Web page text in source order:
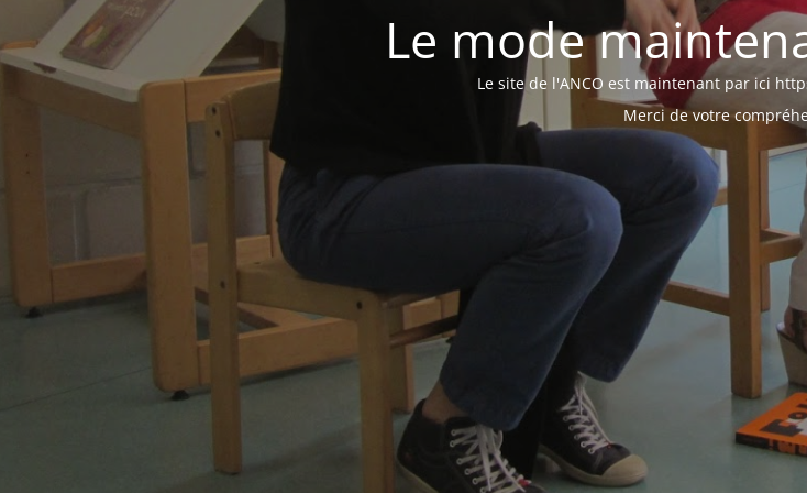
Le mode
Le site de l'ANCO est maintenant par ici
Merci de votre